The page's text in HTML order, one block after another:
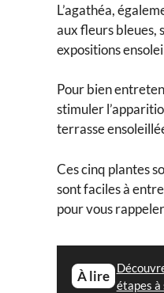
L’agathéa,
aux fleurs bleues,
expositions
Pour bien
stimuler
terrasse
Ces cinq plantes
sont faciles à
pour vous
À lire
étapes